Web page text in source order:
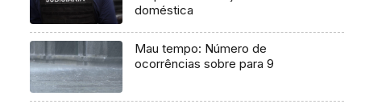
doméstica
Mau tempo: Número de
ocorrências sobre para 9